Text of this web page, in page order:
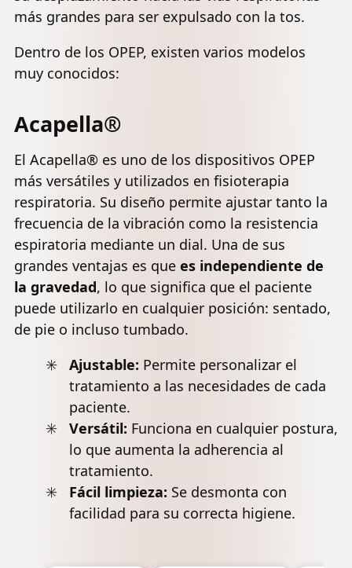
más grandes para ser expulsado con la tos.
Dentro de los OPEP, existen varios modelos
muy conocidos:
Acapella®
El Acapella® es uno de los dispositivos OPEP
más versátiles y utilizados en fisioterapia
respiratoria. Su diseño permite ajustar tanto la
frecuencia de la vibración como la resistencia
espiratoria mediante un dial. Una de sus
grandes ventajas es que es independiente de
la gravedad, lo que significa que el paciente
puede utilizarlo en cualquier posición: sentado,
de pie o incluso tumbado.
Ajustable: Permite personalizar el
tratamiento a las necesidades de cada
paciente.
Versátil: Funciona en cualquier postura,
lo que aumenta la adherencia al
tratamiento.
Fácil limpieza: Se desmonta con
facilidad para su correcta higiene.